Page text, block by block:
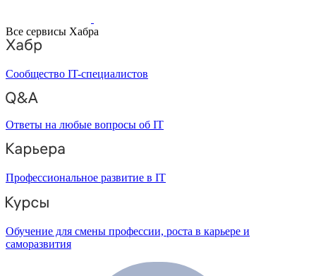
Все сервисы Хабра
Сообщество IT-специалистов
Ответы на любые вопросы об IT
Профессиональное развитие в IT
Обучение для смены профессии, роста в карьере и
саморазвития